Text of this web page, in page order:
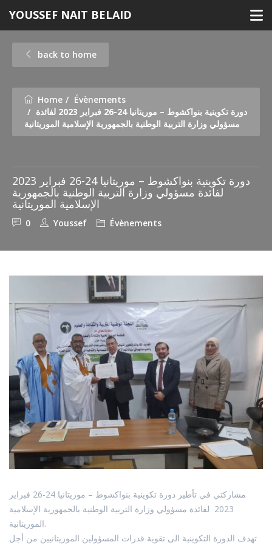
content
YOUSSEF NAIT BELAID
back to home
Home
Évènements
دورة تكوينية بنواكشوط – موريتانيا 24-26 فبراير 2023 لفائدة
مسؤولي وزارة التربية الوطنية بالجمهورية الإسلامية الموريتانية
دورة تكوينية بنواكشوط – موريتانيا 24-26 فبراير 2023
لفائدة مسؤولي وزارة التربية الوطنية بالجمهورية
الإسلامية الموريتانية
0 Youssef Évènements
مشاركتي في تأطير دورة تكوينية بنواكشوط – موريتانيا 24-26 فبراير
2023 لفائدة مسؤولي وزارة التربية الوطنية بالجمهورية الإسلامية
الموريتانية.
تهدف الدورة التكوينية الى تقوية قدرات المسؤولين الموريتانيين من أجل